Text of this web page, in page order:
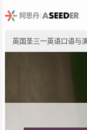
英国圣三一英语口语与